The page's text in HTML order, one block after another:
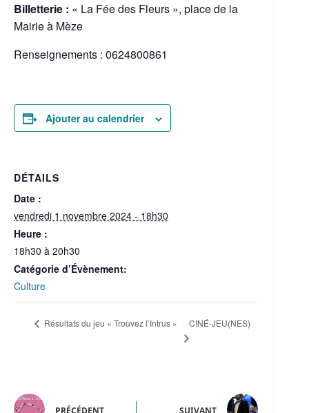
Billetterie : « La Fée des Fleurs », place de la
Mairie à Mèze
Renseignements : 0624800861
Ajouter au calendrier
DÉTAILS
Date :
vendredi 1 novembre 2024 - 18h30
Heure :
18h30 à 20h30
Catégorie d’Évènement:
Culture
Résultats du jeu « Trouvez l’Intrus » CINÉ-JEU(NES)
PRÉCÉDENT SUIVANT